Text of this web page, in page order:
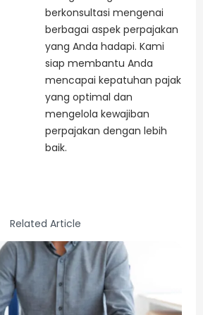
berkonsultasi mengenai
berbagai aspek perpajakan
yang Anda hadapi. Kami
siap membantu Anda
mencapai kepatuhan pajak
yang optimal dan
mengelola kewajiban
perpajakan dengan lebih
baik.
Related Article